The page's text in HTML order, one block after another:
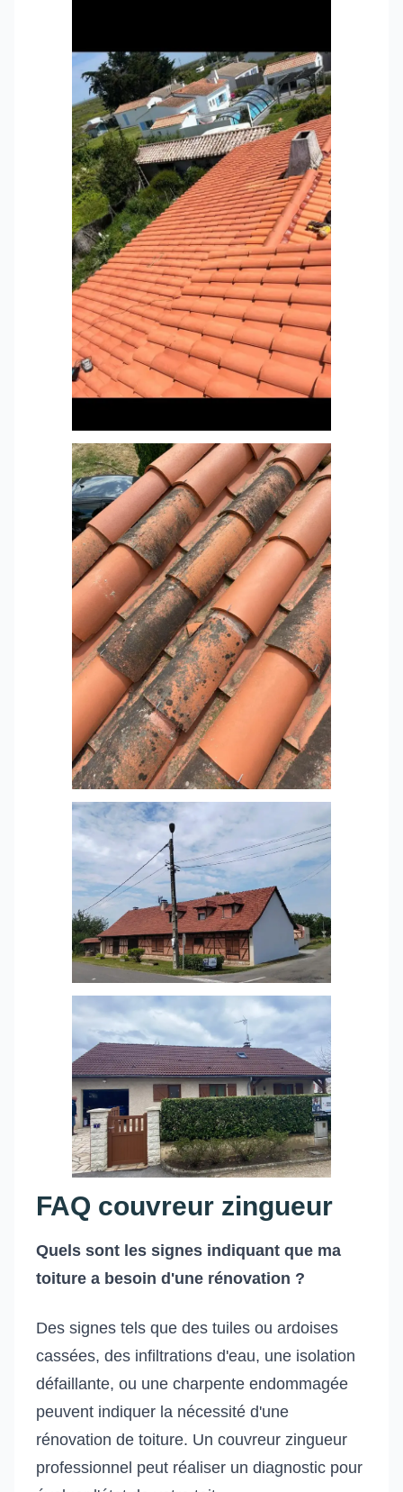
FAQ couvreur zingueur
Quels sont les signes indiquant que ma
toiture a besoin d'une rénovation ?
Des signes tels que des tuiles ou ardoises
cassées, des infiltrations d'eau, une isolation
défaillante, ou une charpente endommagée
peuvent indiquer la nécessité d'une
rénovation de toiture. Un couvreur zingueur
professionnel peut réaliser un diagnostic pour